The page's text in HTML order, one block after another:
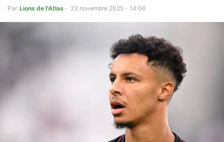
Par Lions de l'Atlas - 23 novembre 2025 - 14:06